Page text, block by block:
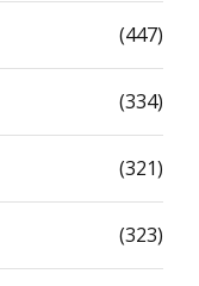
(447)
(334)
(321)
(323)